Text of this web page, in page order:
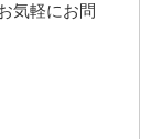
気軽にお問